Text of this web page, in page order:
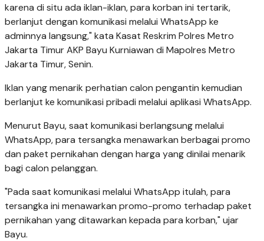
karena di situ ada iklan-iklan, para korban ini tertarik,
berlanjut dengan komunikasi melalui WhatsApp ke
adminnya langsung," kata Kasat Reskrim Polres Metro
Jakarta Timur AKP Bayu Kurniawan di Mapolres Metro
Jakarta Timur, Senin.
Iklan yang menarik perhatian calon pengantin kemudian
berlanjut ke komunikasi pribadi melalui aplikasi WhatsApp.
Menurut Bayu, saat komunikasi berlangsung melalui
WhatsApp, para tersangka menawarkan berbagai promo
dan paket pernikahan dengan harga yang dinilai menarik
bagi calon pelanggan.
"Pada saat komunikasi melalui WhatsApp itulah, para
tersangka ini menawarkan promo-promo terhadap paket
pernikahan yang ditawarkan kepada para korban," ujar
Bayu.